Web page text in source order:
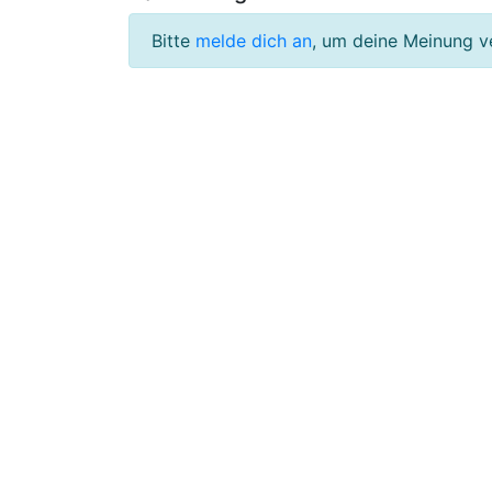
Bitte melde dich an, um deine Meinung